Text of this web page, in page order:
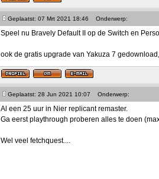
Geplaatst: 07 Mrt 2021 18:46 Onderwerp:
Speel nu Bravely Default II op de Switch en
ook de gratis upgrade van Yakuza 7
Geplaatst: 28 Jun 2021 10:07 Onderwerp:
Al een 25 uur in Nier replicant remaster.
Ga eerst playthrough proberen alles te doen
Wel veel fetchquest....